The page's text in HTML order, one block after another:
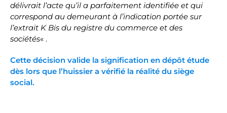
délivrait l’acte qu’il a parfaitement identifiée et qui
correspond au demeurant à l’indication portée sur
l’extrait K Bis du registre du commerce et des
sociétés« .
Cette décision valide la signification en dépôt étude
dès lors que l’huissier a vérifié la réalité du siège
social.